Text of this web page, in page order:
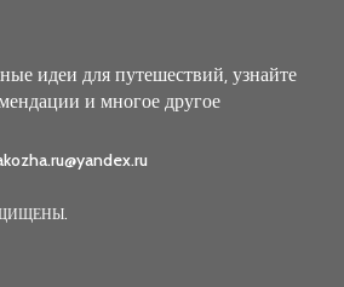
идеи для путешествий, узнайте
и многое другое